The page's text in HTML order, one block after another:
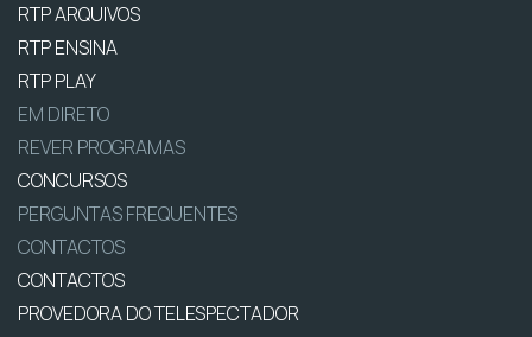
RTP ARQUIVOS
RTP ENSINA
RTP PLAY
EM DIRETO
REVER PROGRAMAS
CONCURSOS
PERGUNTAS FREQUENTES
CONTACTOS
CONTACTOS
PROVEDORA DO TELESPECTADOR